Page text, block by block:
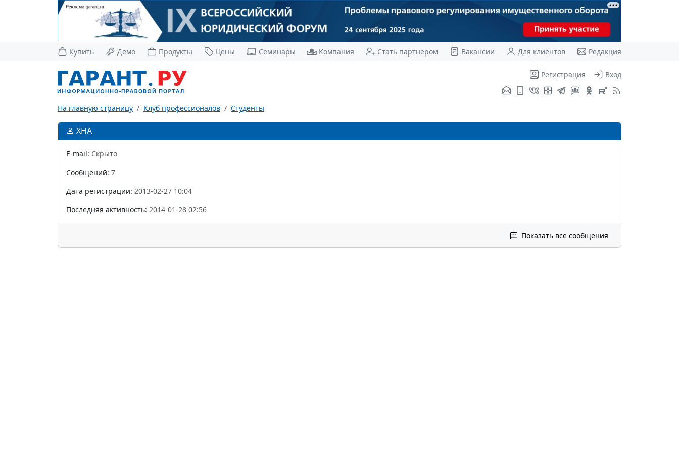
Купить Демо Продукты Цены Семинары Компания Стать партнером Вакансии Для клиентов Редакция
Регистрация Вход
На главную страницу Клуб профессионалов Студенты
ХНА
E-mail: Скрыто
Сообщений: 7
Дата регистрации: 2013-02-27 10:04
Последняя активность: 2014-01-28 02:56
Показать все сообщения